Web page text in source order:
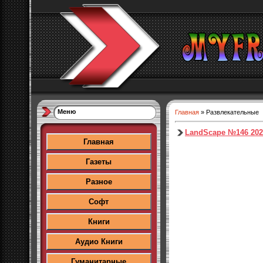
Меню
Главная
Газеты
Разное
Софт
Книги
Аудио Книги
Главная » Развлекательные
LandScape №146